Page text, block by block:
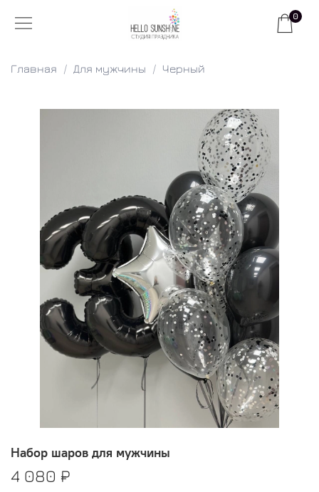
0
Главная Для мужчины Черный
Набор шаров для мужчины
4 080 ₽